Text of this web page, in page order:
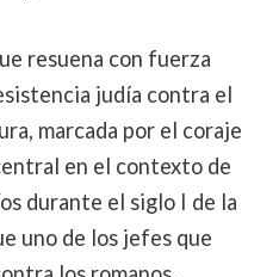
resuena con fuerza
judía contra el
marcada por el coraje
en el contexto de
durante el siglo I de la
uno de los jefes que